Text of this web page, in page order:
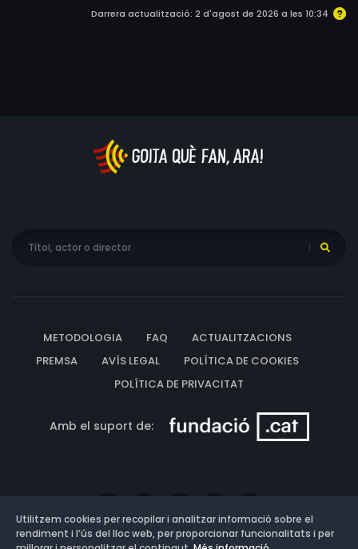
Potok, André RaffardDarrera actualització: 2 d'agost de 2026 a les 10:34
METODOLOGIA FAQ
ACTUALITZACIONS
PREMSA
AVÍS LEGAL
POLÍTICA DE COOKIES
POLÍTICA DE PRIVACITAT
Amb el suport de:
Utilitzem cookies per recopilar i analitzar informació sobre el
rendiment i l’ús del lloc web, per proporcionar funcionalitats i per